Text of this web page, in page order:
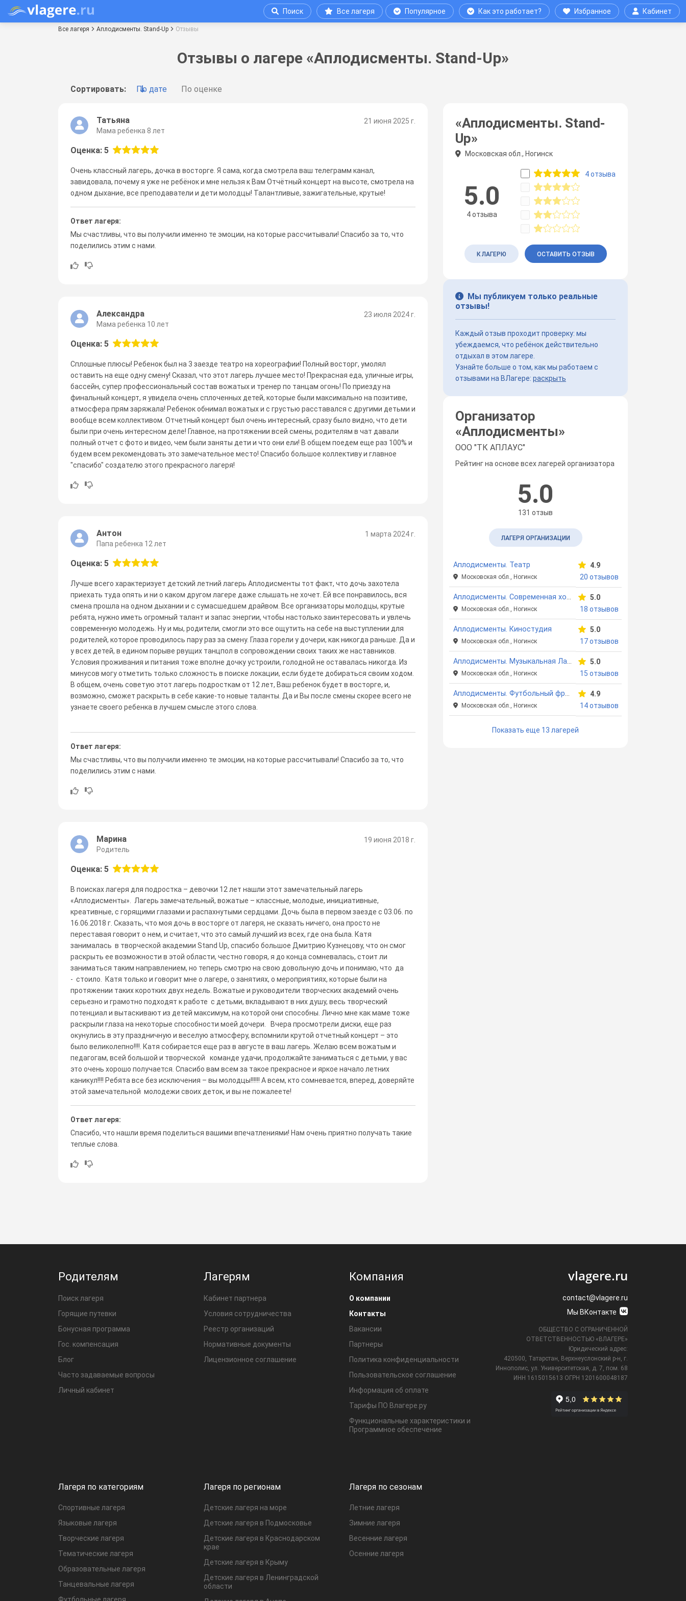
Поиск Все лагеря Популярное Как это работает? Избранное Кабинет
Все лагеря Аплодисменты. Stand-Up Отзывы
Отзывы о лагере «Аплодисменты. Stand-Up»
Сортировать: По дате По оценке
21 июня 2025 г.
Татьяна
Мама ребенка 8 лет
Оценка: 5
Очень классный лагерь, дочка в восторге. Я сама, когда смотрела ваш телеграмм канал,
завидовала, почему я уже не ребёнок и мне нельзя к Вам Отчётный концерт на высоте, смотрела на
одном дыхание, все преподаватели и дети молодцы! Талантливые, зажигательные, крутые!
Ответ лагеря:
Мы счастливы, что вы получили именно те эмоции, на которые рассчитывали! Спасибо за то, что
поделились этим с нами.
23 июля 2024 г.
Александра
Мама ребенка 10 лет
Оценка: 5
Сплошные плюсы! Ребенок был на 3 заезде театро на хореографии! Полный восторг, умолял
оставить на еще одну смену! Сказал, что этот лагерь лучшее место! Прекрасная еда, уличные игры,
бассейн, супер профессиональный состав вожатых и тренер по танцам огонь! По приезду на
финальный концерт, я увидела очень сплоченных детей, которые были максимально на позитиве,
атмосфера прям заряжала! Ребенок обнимал вожатых и с грустью расставался с другими детьми и
вообще всем коллективом. Отчетный концерт был очень интересный, сразу было видно, что дети
были при очень интересном деле! Главное, на протяжении всей смены, родителям в чат давали
полный отчет с фото и видео, чем были заняты дети и что они ели! В общем поедем еще раз 100% и
будем всем рекомендовать это замечательное место! Спасибо большое коллективу и главное
"спасибо" создателю этого прекрасного лагеря!
1 марта 2024 г.
Антон
Папа ребенка 12 лет
Оценка: 5
Лучше всего характеризует детский летний лагерь Аплодисменты тот факт, что дочь захотела
приехать туда опять и ни о каком другом лагере даже слышать не хочет. Ей все понравилось, вся
смена прошла на одном дыхании и с сумасшедшем драйвом. Все организаторы молодцы, крутые
ребята, нужно иметь огромный талант и запас энергии, чтобы настолько заинтересовать и увлечь
современную молодежь. Ну и мы, родители, смогли это все ощутить на себе на выступлении для
родителей, которое проводилось пару раз за смену. Глаза горели у дочери, как никогда раньше. Да и
у всех детей, в едином порыве рвущих танцпол в сопровождении своих таких же наставников.
Условия проживания и питания тоже вполне дочку устроили, голодной не оставалась никогда. Из
минусов могу отметить только сложность в поиске локации, если будете добираться своим ходом.
В общем, очень советую этот лагерь подросткам от 12 лет, Ваш ребенок будет в восторге, и,
возможно, сможет раскрыть в себе какие-то новые таланты. Да и Вы после смены скорее всего не
узнаете своего ребенка в лучшем смысле этого слова.
Ответ лагеря:
Мы счастливы, что вы получили именно те эмоции, на которые рассчитывали! Спасибо за то, что
поделились этим с нами.
19 июня 2018 г.
Марина
Родитель
Оценка: 5
В поисках лагеря для подростка – девочки 12 лет нашли этот замечательный лагерь
«Аплодисменты». Лагерь замечательный, вожатые – классные, молодые, инициативные,
креативные, с горящими глазами и распахнутыми сердцами. Дочь была в первом заезде с 03.06. по
16.06.2018 г. Сказать, что моя дочь в восторге от лагеря, не сказать ничего, она просто не
переставая говорит о нем, и считает, что это самый лучший из всех, где она была. Катя
занималась в творческой академии Stand Up, спасибо большое Дмитрию Кузнецову, что он смог
раскрыть ее возможности в этой области, честно говоря, я до конца сомневалась, стоит ли
заниматься таким направлением, но теперь смотрю на свою довольную дочь и понимаю, что да
- стоило. Катя только и говорит мне о лагере, о занятиях, о мероприятиях, которые были на
протяжении таких коротких двух недель. Вожатые и руководители творческих академий очень
серьезно и грамотно подходят к работе с детьми, вкладывают в них душу, весь творческий
потенциал и вытаскивают из детей максимум, на которой они способны. Лично мне как маме тоже
раскрыли глаза на некоторые способности моей дочери. Вчера просмотрели диски, еще раз
окунулись в эту праздничную и веселую атмосферу, вспомнили крутой отчетный концерт – это
было великолепно!!!!. Катя собирается еще раз в августе в ваш лагерь. Желаю всем вожатым и
педагогам, всей большой и творческой команде удачи, продолжайте заниматься с детьми, у вас
это очень хорошо получается. Спасибо вам всем за такое прекрасное и яркое начало летних
каникул!!!! Ребята все без исключения – вы молодцы!!!!!! А всем, кто сомневается, вперед, доверяйте
этой замечательной молодежи своих деток, и вы не пожалеете!
Ответ лагеря:
Спасибо, что нашли время поделиться вашими впечатлениями! Нам очень приятно получать такие
теплые слова.
«Аплодисменты. Stand-
Up»
Московская обл., Ногинск
5.0
4 отзыва
4 отзыва
К ЛАГЕРЮ ОСТАВИТЬ ОТЗЫВ
Мы публикуем только реальные
отзывы!
Каждый отзыв проходит проверку: мы
убеждаемся, что ребёнок действительно
отдыхал в этом лагере.
Узнайте больше о том, как мы работаем с
отзывами на ВЛагере: раскрыть
Организатор
«Аплодисменты»
ООО "ТК АПЛАУС"
Рейтинг на основе всех лагерей организатора
5.0
131 отзыв
ЛАГЕРЯ ОРГАНИЗАЦИИ
Аплодисменты. Театр
Московская обл., Ногинск
4.9
20 отзывов
Аплодисменты. Современная хореография
Московская обл., Ногинск
5.0
18 отзывов
Аплодисменты. Киностудия
Московская обл., Ногинск
5.0
17 отзывов
Аплодисменты. Музыкальная Лаборатория
Московская обл., Ногинск
5.0
15 отзывов
Аплодисменты. Футбольный фристайл
Московская обл., Ногинск
4.9
14 отзывов
Показать еще 13 лагерей
Родителям
Поиск лагеря
Горящие путевки
Бонусная программа
Гос. компенсация
Блог
Часто задаваемые вопросы
Личный кабинет
Лагерям
Кабинет партнера
Условия сотрудничества
Реестр организаций
Нормативные документы
Лицензионное соглашение
Компания
О компании
Контакты
Вакансии
Партнеры
Политика конфиденциальности
Пользовательское соглашение
Информация об оплате
Тарифы ПО Влагере.ру
Функциональные характеристики и
Программное обеспечение
Лагеря по категориям
Спортивные лагеря
Языковые лагеря
Творческие лагеря
Тематические лагеря
Образовательные лагеря
Танцевальные лагеря
Футбольные лагеря
Лагеря по регионам
Детские лагеря на море
Детские лагеря в Подмосковье
Детские лагеря в Краснодарском
крае
Детские лагеря в Крыму
Детские лагеря в Ленинградской
области
Лагеря по сезонам
Летние лагеря
Зимние лагеря
Весенние лагеря
Осенние лагеря
vlagere.ru
contact@vlagere.ru
Мы ВКонтакте
ОБЩЕСТВО С ОГРАНИЧЕННОЙ
ОТВЕТСТВЕННОСТЬЮ «ВЛАГЕРЕ»
Юридический адрес:
420500, Татарстан, Верхнеуслонский р-н, г.
Иннополис, ул. Университетская,
д. 7, пом. 68
ИНН 1615015613 ОГРН 1201600048187